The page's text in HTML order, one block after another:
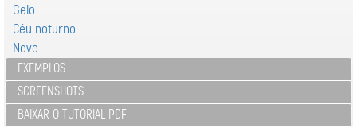
Gelo
Céu noturno
Neve
EXEMPLOS
SCREENSHOTS
BAIXAR O TUTORIAL PDF